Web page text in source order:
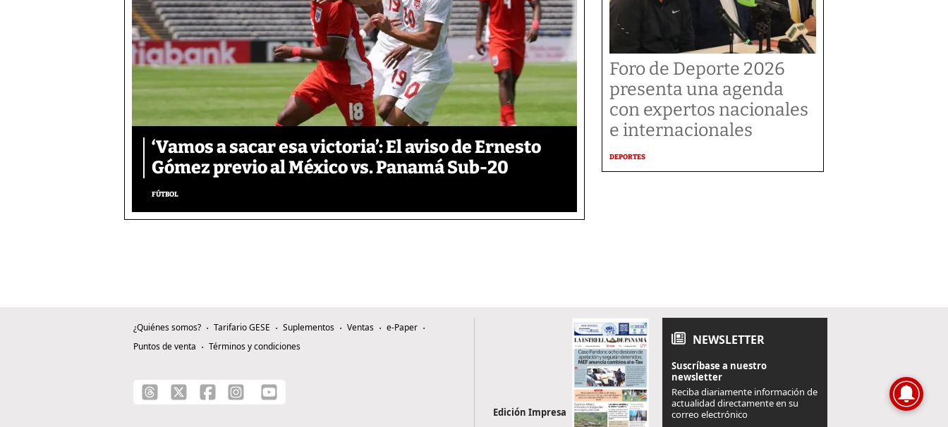
‘Vamos a sacar esa victoria’: El aviso de Ernesto
Gómez previo al México vs. Panamá Sub-20
FÚTBOL
Foro de Deporte 2026
presenta una agenda
con expertos nacionales
e internacionales
DEPORTES
¿Quiénes somos? Tarifario GESE Suplementos Ventas
e-Paper
Puntos de venta
Términos y condiciones
Edición Impresa
NEWSLETTER
Suscríbase a nuestro
newsletter
Reciba diariamente información de
actualidad directamente en su
correo electrónico